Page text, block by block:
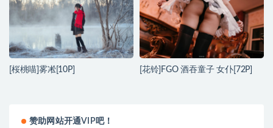
[桜桃喵]雾凇[10P] [花铃]FGO 酒吞童子 女仆[72P]
赞助网站开通VIP吧！